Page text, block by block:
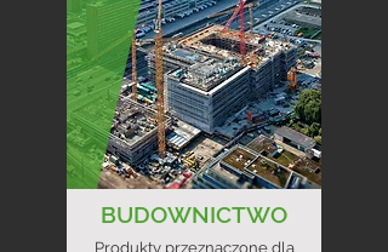
BUDOWNICTWO
Produkty przeznaczone dla